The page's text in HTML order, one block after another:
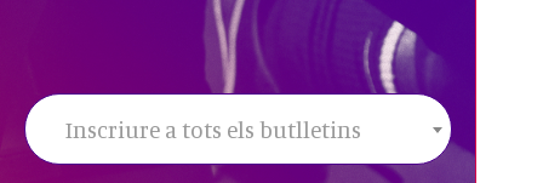
Inscriure a tots els butlletins